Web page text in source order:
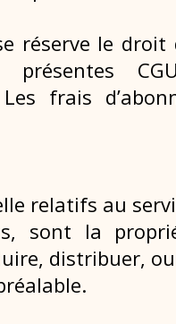
réserve le droit
présentes
frais
relatifs au
sont la
distribuer,